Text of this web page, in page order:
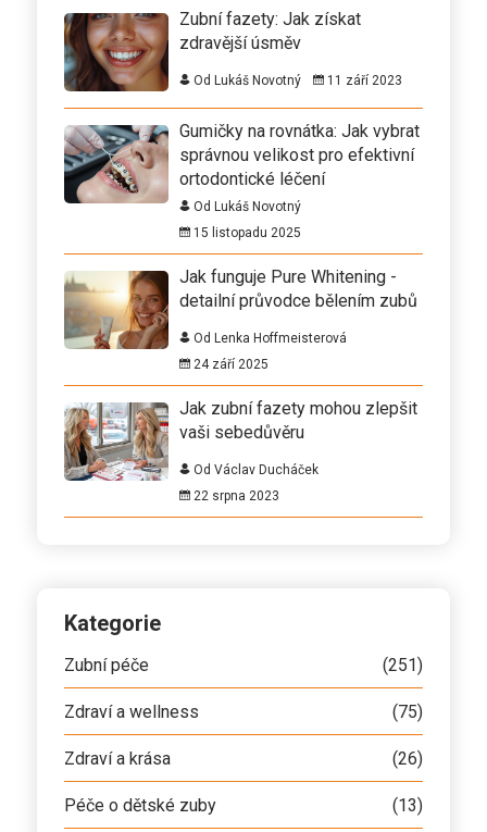
Zubní fazety: Jak získat
zdravější úsměv
Od Lukáš Novotný 11 září 2023
Gumičky na rovnátka: Jak vybrat
správnou velikost pro efektivní
ortodontické léčení
Od Lukáš Novotný
15 listopadu 2025
Jak funguje Pure Whitening -
detailní průvodce bělením zubů
Od Lenka Hoffmeisterová
24 září 2025
Jak zubní fazety mohou zlepšit
vaši sebedůvěru
Od Václav Ducháček
22 srpna 2023
Kategorie
Zubní péče (251)
Zdraví a wellness (75)
Zdraví a krása (26)
Péče o dětské zuby (13)